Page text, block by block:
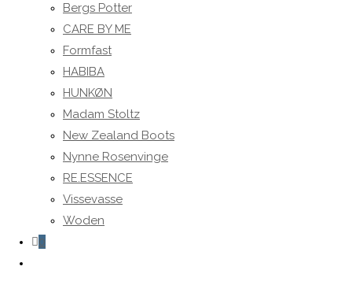
Bergs Potter
CARE BY ME
Formfast
HABIBA
HUNKØN
Madam Stoltz
New Zealand Boots
Nynne Rosenvinge
RE.ESSENCE
Vissevasse
Woden
0